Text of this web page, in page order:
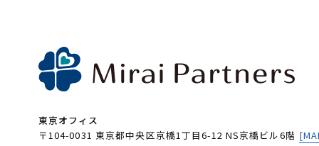
東京オフィス
〒104-0031 東京都中央区京橋1丁目6-12 NS京橋ビル6階